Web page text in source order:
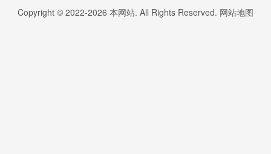
Copyright © 2022-2026 本网站. All Rights Reserved. 网站地图